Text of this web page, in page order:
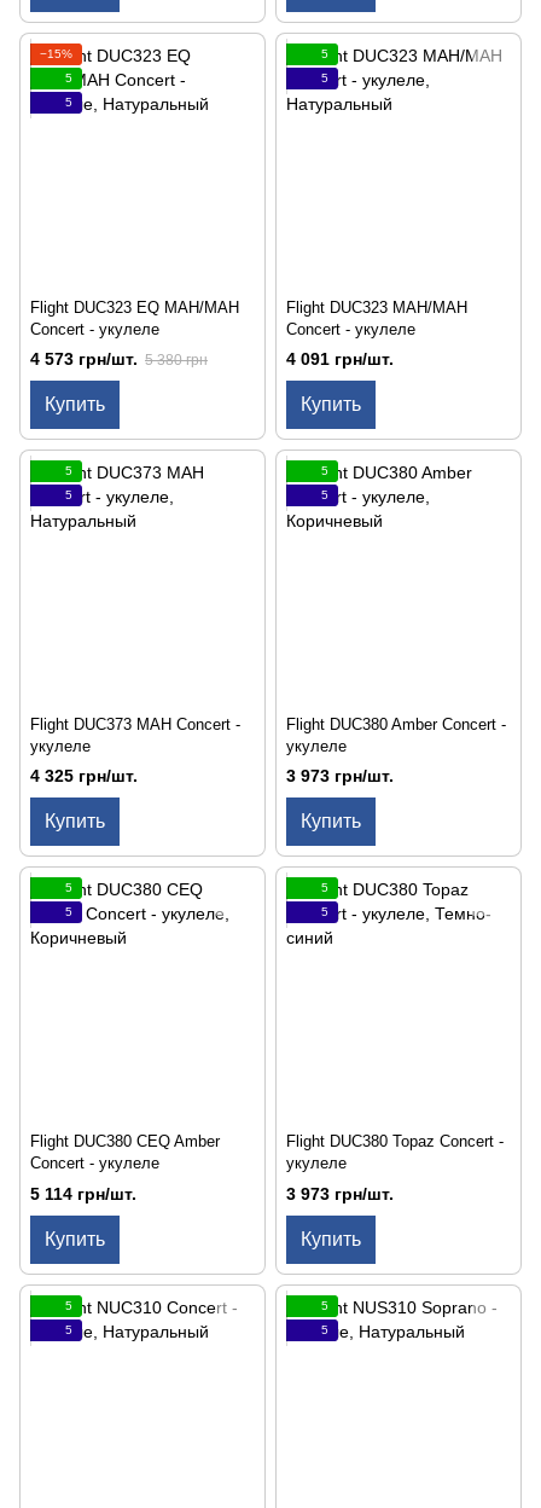
−15%
5
5
Flight DUC323 EQ MAH/MAH
Concert - укулеле
4 573 грн/шт. 5 380 грн
Купить
5
5
Flight DUC323 MAH/MAH
Concert - укулеле
4 091 грн/шт.
Купить
5
5
Flight DUC373 MAH Concert -
укулеле
4 325 грн/шт.
Купить
5
5
Flight DUC380 Amber Concert -
укулеле
3 973 грн/шт.
Купить
5
5
Flight DUC380 CEQ Amber
Concert - укулеле
5 114 грн/шт.
Купить
5
5
Flight DUC380 Topaz Concert -
укулеле
3 973 грн/шт.
Купить
5
5
5
5